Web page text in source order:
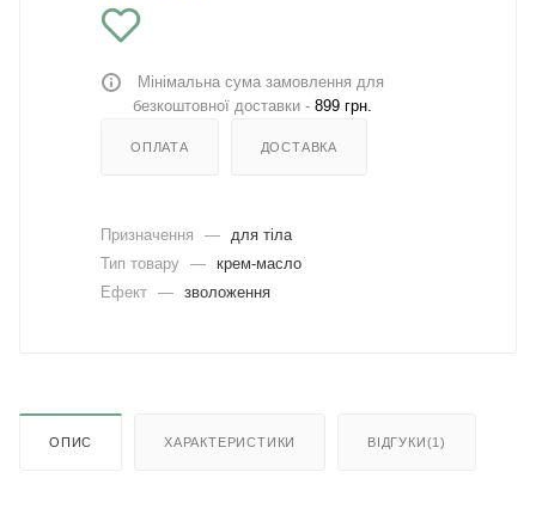
Мінімальна сума замовлення для
безкоштовної доставки - 899 грн.
ОПЛАТА ДОСТАВКА
Призначення —
для тіла
Тип товару — крем-масло
Ефект — зволоження
ОПИС ХАРАКТЕРИСТИКИ ВІДГУКИ(1)